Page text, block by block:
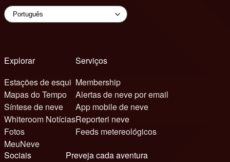
Explorar
Estações de esqui
Mapas do Tempo
Síntese de neve
Whiteroom Notícias
Fotos
MeuNeve
Serviços
Membership
Alertas de neve por email
App mobile de neve
Reporteri neve
Feeds metereológicos
Sociais
Preveja cada aventura